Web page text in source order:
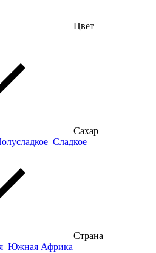
Цвет
Сахар
Сладкое
Страна
Южная Африка